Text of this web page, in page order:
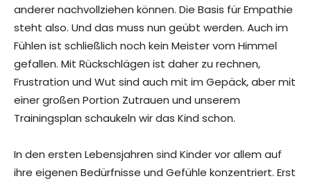
anderer nachvollziehen können. Die Basis für Empathie
steht also. Und das muss nun geübt werden. Auch im
Fühlen ist schließlich noch kein Meister vom Himmel
gefallen. Mit Rückschlägen ist daher zu rechnen,
Frustration und Wut sind auch mit im Gepäck, aber mit
einer großen Portion Zutrauen und unserem
Trainingsplan schaukeln wir das Kind schon.
In den ersten Lebensjahren sind Kinder vor allem auf
ihre eigenen Bedürfnisse und Gefühle konzentriert. Erst